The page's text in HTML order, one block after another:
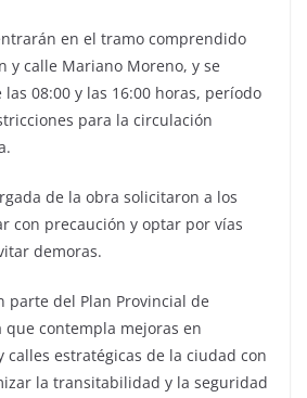
en el tramo comprendido
y calle Mariano Moreno, y se
08:00 y las 16:00 horas, período
para la circulación
de la obra solicitaron a los
con precaución y optar por vías
demoras.
parte del Plan Provincial de
contempla mejoras en
calles estratégicas de la ciudad con
la transitabilidad y la seguridad